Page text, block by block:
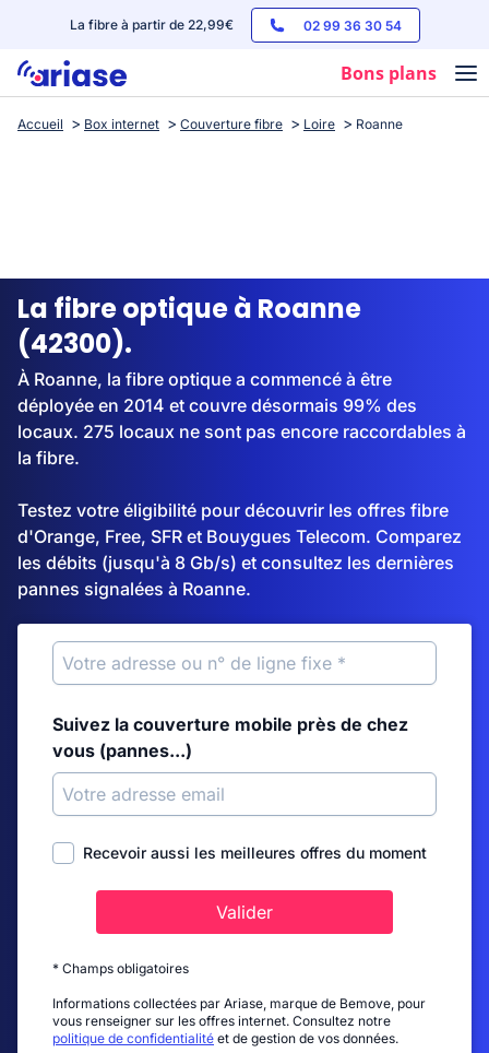
La fibre à partir de 22,99€ 02 99 36 30 54
Bons plans
Box internet
Streaming
Accueil Box internet Couverture fibre Loire Roanne
La fibre optique à Roanne
(42300).
À Roanne, la fibre optique a commencé à être
déployée en 2014 et couvre désormais 99% des
locaux. 275 locaux ne sont pas encore raccordables à
la fibre.
Testez votre éligibilité pour découvrir les offres fibre
d'Orange, Free, SFR et Bouygues Telecom. Comparez
les débits (jusqu'à 8 Gb/s) et consultez les dernières
pannes signalées à Roanne.
Suivez la couverture mobile près de chez
vous (pannes...)
Recevoir aussi les meilleures offres du moment
Valider
* Champs obligatoires
Informations collectées par Ariase, marque de Bemove, pour
vous renseigner sur les offres internet. Consultez notre
politique de confidentialité et de gestion de vos données.